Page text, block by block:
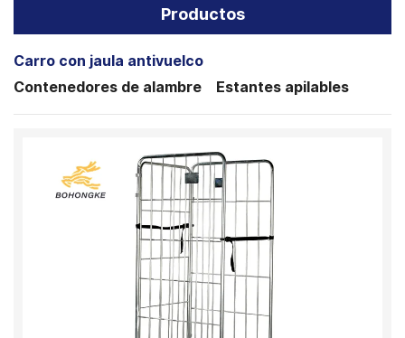
Productos
Carro con jaula antivuelco
Contenedores de alambre
Estantes apilables